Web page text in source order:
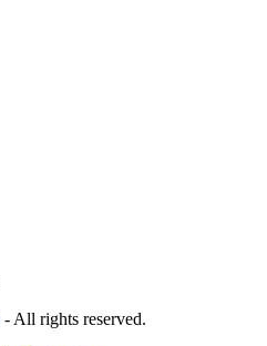
- All rights reserved.